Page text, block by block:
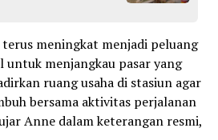
meningkat menjadi peluang
untuk menjangkau pasar yang
ruang usaha di stasiun agar
bersama aktivitas perjalanan
Anne dalam keterangan resmi,